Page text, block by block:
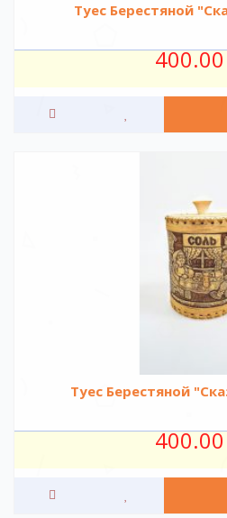
Туес Берестяной
Туес Берестяной